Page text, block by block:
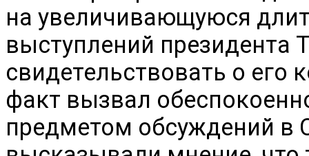
на увеличивающуюся
выступлений президента
свидетельствовать о его
факт вызвал
предметом обсуждений